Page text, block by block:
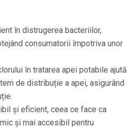
în distrugerea bacteriilor,
consumatorii împotriva unor
în tratarea apei potabile ajută
de distribuție a apei, asigurând
și eficient, ceea ce face ca
și mai accesibil pentru